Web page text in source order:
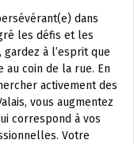
dans
les défis et les
à l’esprit que
coin de la rue. En
activement des
vous augmentez
correspond à vos
Votre